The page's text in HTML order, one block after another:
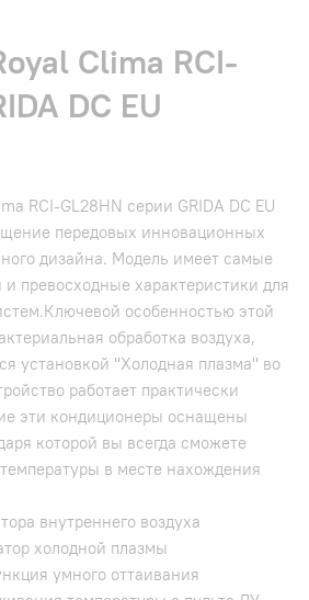
Clima RCI-
DC EU
RCI-GL28HN серии GRIDA DC EU
передовых инновационных
дизайна. Модель имеет самые
превосходные характеристики для
особенностью этой
обработка воздуха,
установкой "Холодная плазма" во
работает практически
эти кондиционеры оснащены
которой вы всегда сможете
в месте нахождения
внутреннего воздуха
холодной плазмы
умного оттаивания